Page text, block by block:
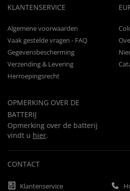
KLANTENSERVICE
Algemene voorwaarden
Vaak gestelde vragen - FAQ
Gegevensbescherming
Verzending & Levering
Herroepingsrecht
OPMERKING OVER DE
BATTERIJ
Opmerking over de batterij
vindt u hier.
CONTACT
Klantenservice